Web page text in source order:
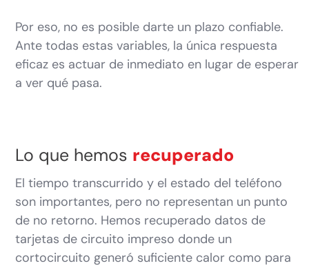
Por eso, no es posible darte un plazo confiable.
Ante todas estas variables, la única respuesta
eficaz es actuar de inmediato en lugar de esperar
a ver qué pasa.
Lo que hemos recuperado
El tiempo transcurrido y el estado del teléfono
son importantes, pero no representan un punto
de no retorno. Hemos recuperado datos de
tarjetas de circuito impreso donde un
cortocircuito generó suficiente calor como para